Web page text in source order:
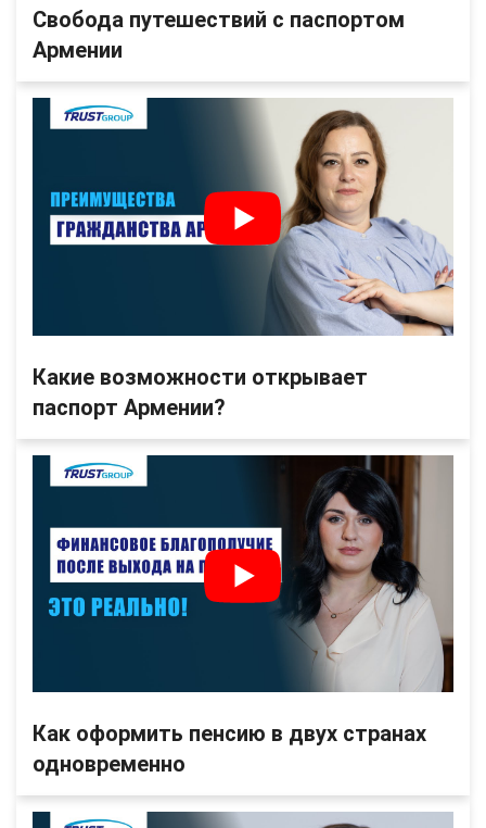
Свобода путешествий с паспортом
Армении
Какие возможности открывает
паспорт Армении?
Как оформить пенсию в двух странах
одновременно